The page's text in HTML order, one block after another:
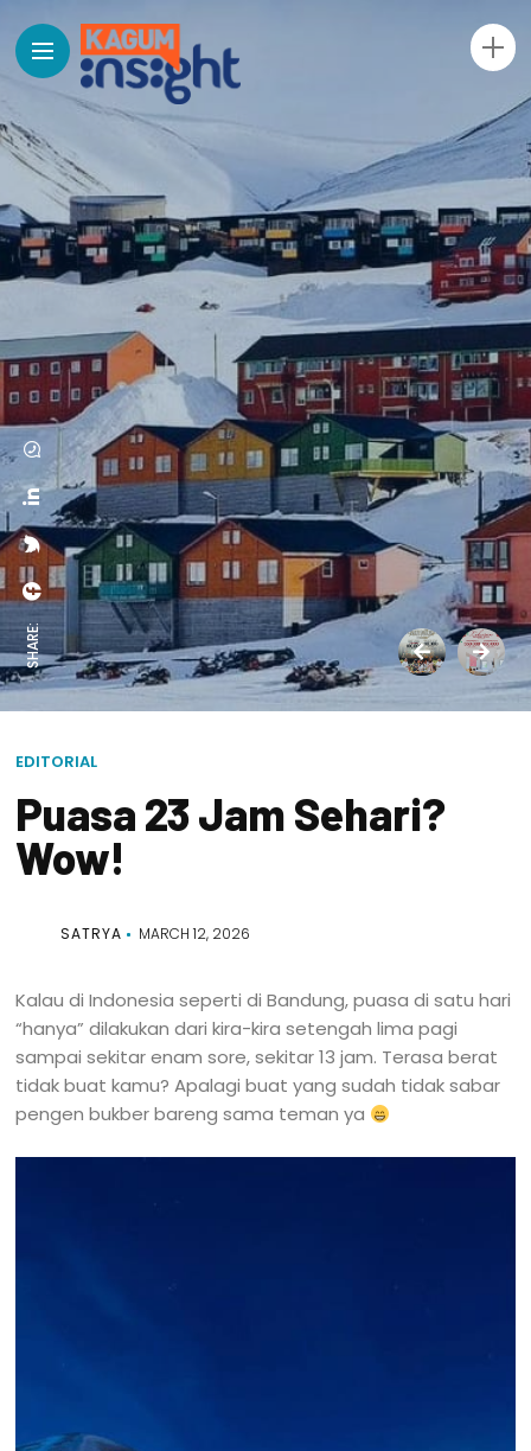
SHARE:
EDITORIAL
Puasa 23 Jam Sehari?
Wow!
SATRYA MARCH 12, 2026
Kalau di Indonesia seperti di Bandung, puasa di satu hari
“hanya” dilakukan dari kira-kira setengah lima pagi
sampai sekitar enam sore, sekitar 13 jam. Terasa berat
tidak buat kamu? Apalagi buat yang sudah tidak sabar
pengen bukber bareng sama teman ya